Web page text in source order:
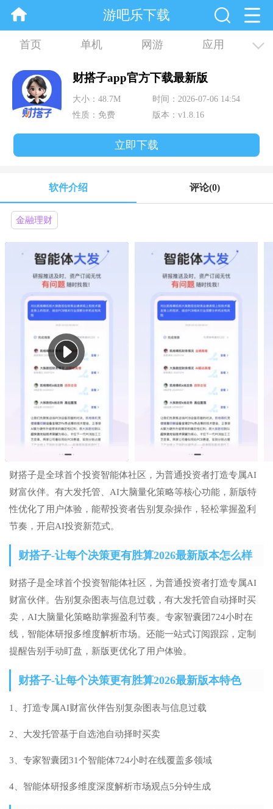
游吧乐下载
首页 单机 网游 应用
资讯 合集
财搭子app官方下载最新版
大小：48.7M
时间：2026-07-06 14:54
性质：免费
版本：v1.8.16
立即下载
软件介绍 评论(0)
金融理财
财搭子是全球首个投资智能体社区，为普通投资者打造专属AI
财富伙伴。有大发托管、AI大脑量化策略等核心功能，新版特
性优化了用户体验，能帮投资者告别复杂操作，轻松掌握盈利
节奏，开启AI投资新范式。
财搭子-让每个决策更有胜算2026最新版本怎么样
财搭子是全球首个投资智能体社区，为普通投资者打造专属AI
财富伙伴。告别复杂图表与信息过载，有大发托管自动择时买
卖，AI大脑量化策略助掌握盈利节奏。专家智囊团724小时在
线，智能体研报多维度解析市场。还能一站式订阅跟踪，定制
提醒告别手动盯盘，新版更优化了用户体验。
财搭子-让每个决策更有胜算2026最新版本特色
1、打造专属AI财富伙伴告别复杂图表与信息过载
2、大发托管基于自选池自动择时买卖
3、专家智囊团31个智能体724小时在线覆盖多领域
4、智能体研报多维度深度解析市场观点5分钟生成